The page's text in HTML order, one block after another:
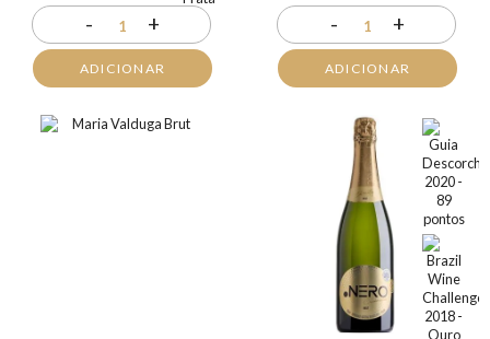
- 1 +
ADICIONAR
- 1 +
ADICIONAR